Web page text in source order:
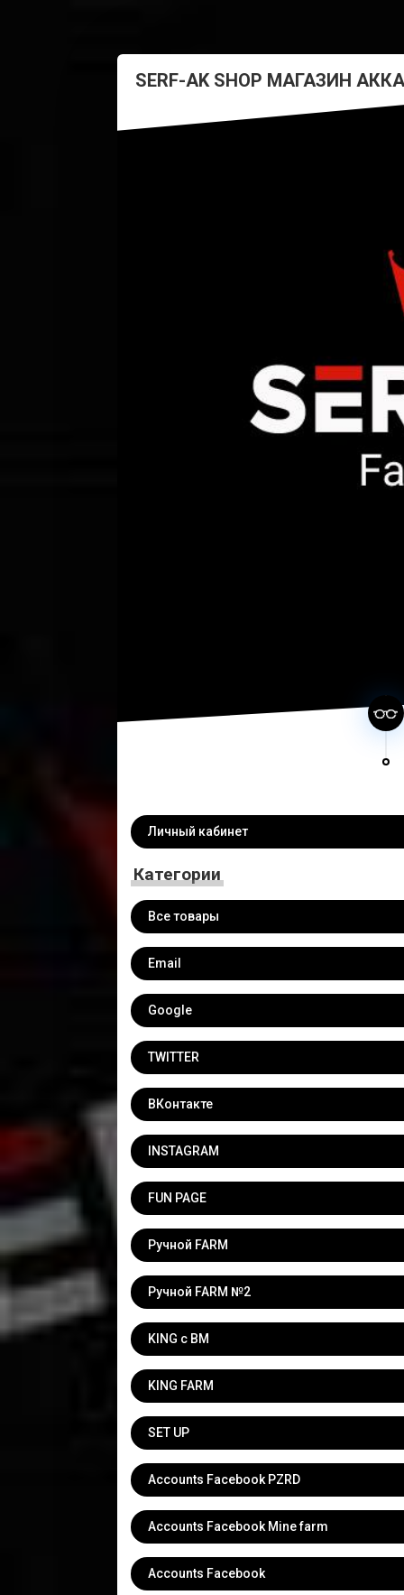
SERF-AK SHOP МАГАЗИН
Личный кабинет
Категории
Все товары
Email
Google
TWITTER
ВКонтакте
INSTAGRAM
FUN PAGE
Ручной FARM
Ручной FARM №2
KING с BM
KING FARM
SET UP
Accounts Facebook PZRD
Accounts Facebook Mine farm
Accounts Facebook